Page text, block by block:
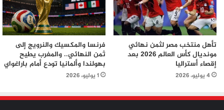
تأهل منتخب مصر لثمن نهائي
مونديال كأس العالم 2026 بعد
إقصاء أستراليا
4 يوليو، 2026
فرنسا والمكسيك والنرويج إلى
ثمن النهائي.. والمغرب يطيح
بهولندا وألمانيا تودع أمام باراغواي
1 يوليو، 2026